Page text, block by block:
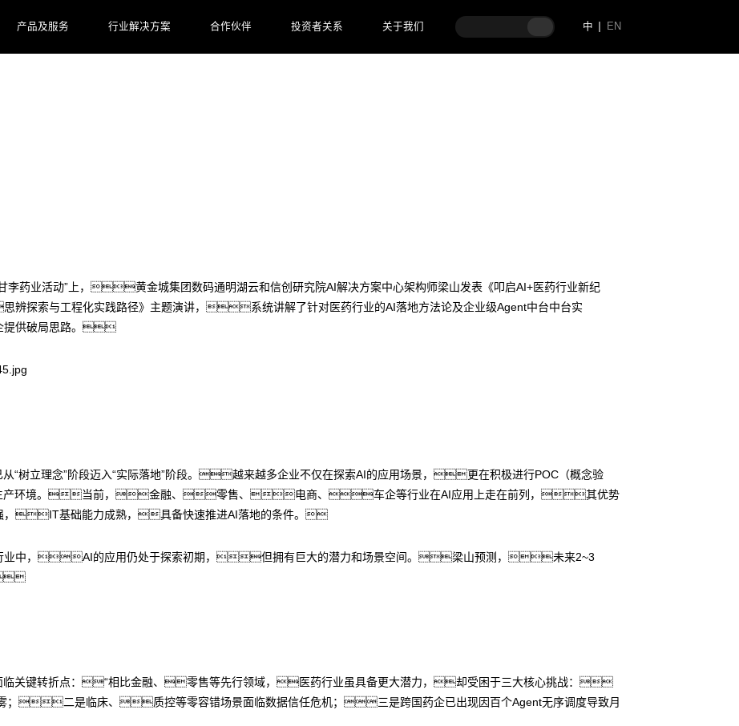
产品及服务 行业解决方案 合作伙伴 投资者关系 关于我们 中 EN
药业活动”上，黄金城集团数码通明湖云和信创研究院AI解决方案中心架构师梁山发表《叩启AI+医药行业新纪
探索与工程化实践路径》主题演讲，系统讲解了针对医药行业的AI落地方法论及企业级Agent中台中台实
提供破局思路。
立理念”阶段迈入“实际落地”阶段。越来越多企业不仅在探索AI的应用场景，更在积极进行POC（概念验
产环境。当前，金融、零售、电商、车企等行业在AI应用上走在前列，其优势
IT基础能力成熟，具备快速推进AI落地的条件。
业中，AI的应用仍处于探索初期，但拥有巨大的潜力和场景空间。梁山预测，未来2~3

关键转折点：“相比金融、零售等先行领域，医药行业虽具备更大潜力，却受困于三大核心挑战：
雾；二是临床、质控等零容错场景面临数据信任危机；三是跨国药企已出现因百个Agent无序调度导致月